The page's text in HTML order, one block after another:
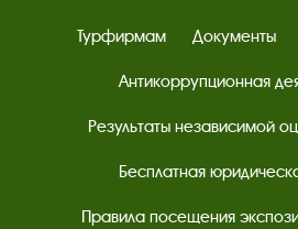
Турфирмам Документы
Антикоррупционная
Результаты независимой
Бесплатная
Правила посещения